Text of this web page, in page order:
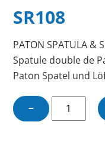
SR108
PATON SPATULA &
Spatule double de
Paton Spatel und
−
quantité
de